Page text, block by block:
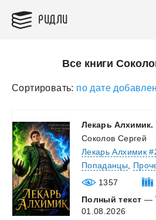
РИДЛИ
Все книги
Сортировать: по дате
Лекарь Алхимик.
Соколов Сергей
Лекарь Алхимик
Попаданцы
1357
Полный текст —
01.08.2026